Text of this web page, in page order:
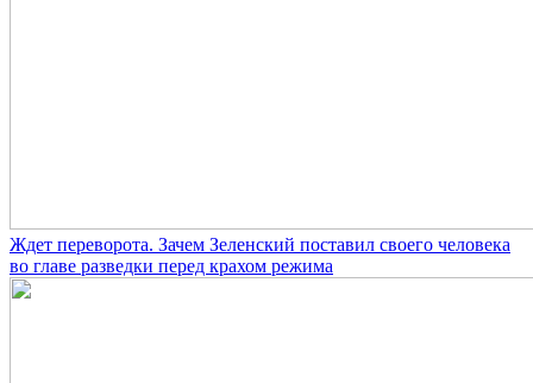
Ждет переворота. Зачем Зеленский поставил своего человека
во главе разведки перед крахом режима